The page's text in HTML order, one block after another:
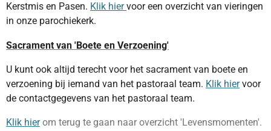
Kerstmis en Pasen. Klik hiervoor een overzicht van vieringen
in onze parochiekerk.
Sacrament van 'Boete en Verzoening'
U kunt ook altijd terecht voor het sacrament van boete en
verzoening bij iemand van het pastoraal team. Klik hier voor
de contactgegevens van het pastoraal team.
Klik hierom terug te gaan naar overzicht 'Levensmomenten'.